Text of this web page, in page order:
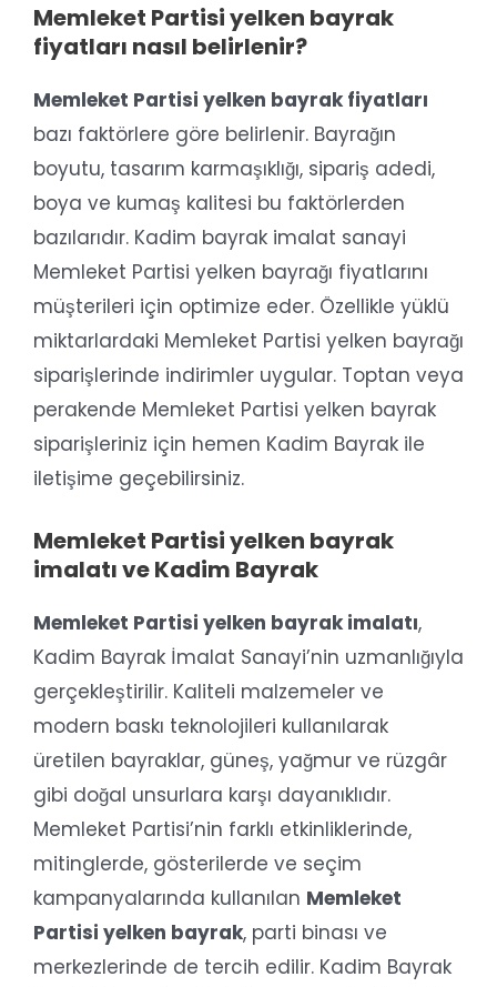
Memleket Partisi yelken bayrak
fiyatları nasıl belirlenir?
Memleket Partisi yelken bayrak fiyatları
bazı faktörlere göre belirlenir. Bayrağın
boyutu, tasarım karmaşıklığı, sipariş adedi,
boya ve kumaş kalitesi bu faktörlerden
bazılarıdır. Kadim bayrak imalat sanayi
Memleket Partisi yelken bayrağı fiyatlarını
müşterileri için optimize eder. Özellikle yüklü
miktarlardaki Memleket Partisi yelken bayrağı
siparişlerinde indirimler uygular. Toptan veya
perakende Memleket Partisi yelken bayrak
siparişleriniz için hemen Kadim Bayrak ile
iletişime geçebilirsiniz.
Memleket Partisi yelken bayrak
imalatı ve Kadim Bayrak
Memleket Partisi yelken bayrak imalatı,
Kadim Bayrak İmalat Sanayi’nin uzmanlığıyla
gerçekleştirilir. Kaliteli malzemeler ve
modern baskı teknolojileri kullanılarak
üretilen bayraklar, güneş, yağmur ve rüzgâr
gibi doğal unsurlara karşı dayanıklıdır.
Memleket Partisi’nin farklı etkinliklerinde,
mitinglerde, gösterilerde ve seçim
kampanyalarında kullanılan Memleket
Partisi yelken bayrak, parti binası ve
merkezlerinde de tercih edilir. Kadim Bayrak